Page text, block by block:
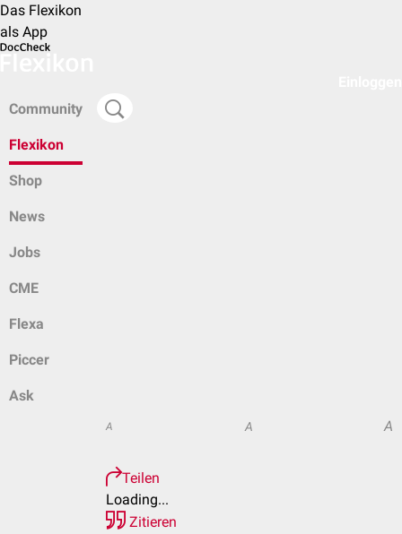
Das Flexikon
als App
Community
Flexikon
Shop
News
Jobs
CME
Flexa
Piccer
Ask
A A A
Teilen
Loading...
Zitieren